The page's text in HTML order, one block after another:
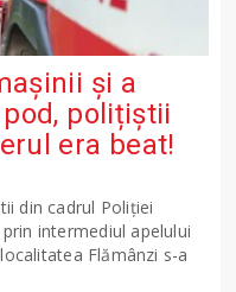
și a
polițiștii
era beat!
din cadrul Poliției
intermediul apelului
Flămânzi s-a